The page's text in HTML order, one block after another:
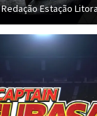
Redação Estação